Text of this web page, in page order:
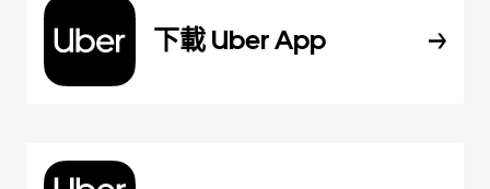
下載 Uber App